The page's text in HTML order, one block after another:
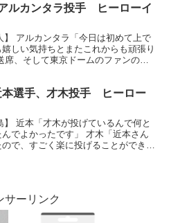
ルカンタラ投手 ヒーローイ
】 アルカンタラ「今日は初めて上で
しい気持ちとまたこれからも頑張り
席、そして東京ドームのファンの皆
選手、才木投手 ヒーロー
近本「才木が投げているんで何と
でよかったです」 才木「近本さん
で、すごく楽に投げることができま
サーリンク